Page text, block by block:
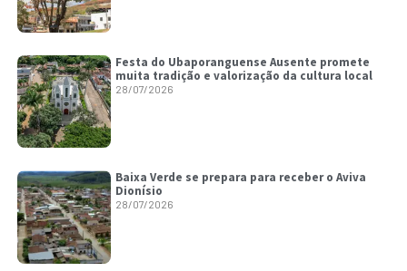
Festa do Ubaporanguense Ausente promete
muita tradição e valorização da cultura local
28/07/2026
Baixa Verde se prepara para receber o Aviva
Dionísio
28/07/2026